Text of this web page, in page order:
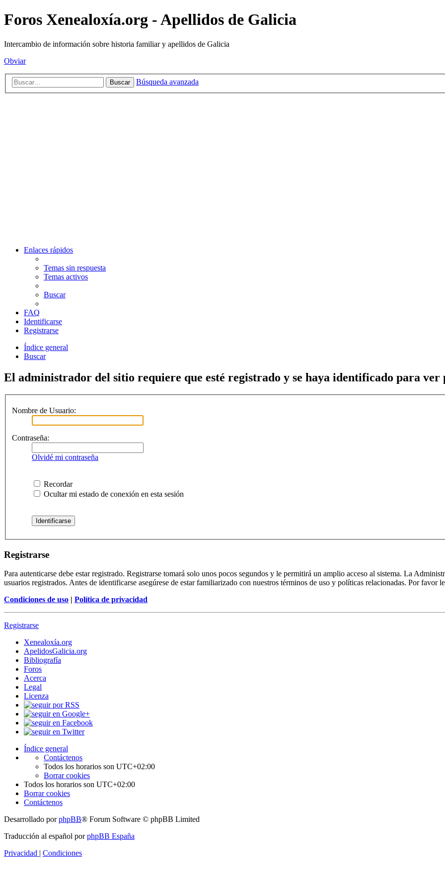
Foros Xenealoxía.org - Apellidos de Galicia
Intercambio de información sobre historia familiar y apellidos de Galicia
Obviar
Buscar Búsqueda avanzada
Enlaces rápidos
Temas sin respuesta
Temas activos
Buscar
FAQ
Identificarse
Registrarse
Índice general
Buscar
El administrador del sitio requiere que esté registrado y se haya identificado para ver
Nombre de Usuario:
Contraseña:
Olvidé mi contraseña
Recordar
Ocultar mi estado de conexión en esta sesión
Registrarse
Para autenticarse debe estar registrado. Registrarse tomará solo unos pocos segundos y le permitirá un amplio acceso al sistema. La
usuarios registrados. Antes de identificarse asegúrese de estar familiarizado con nuestros términos de uso y políticas relacionadas. Por favor
Condiciones de uso | Política de privacidad
Registrarse
Xenealoxía.org
ApelidosGalicia.org
Bibliografía
Foros
Acerca
Legal
Licenza
Índice general
Contáctenos
Todos los horarios son UTC+02:00
Borrar cookies
Todos los horarios son UTC+02:00
Borrar cookies
Contáctenos
Desarrollado porphpBB® Forum Software © phpBB Limited
Traducción al español porphpBB España
Privacidad | Condiciones